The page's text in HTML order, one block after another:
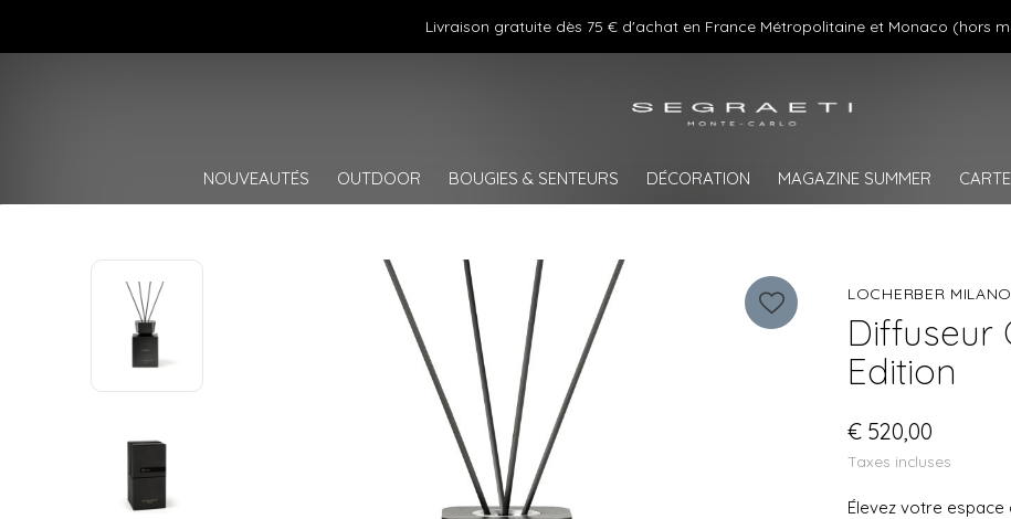
NOUVEAUTÉS OUTDOOR BOUGIES & SENTEURS DÉCORATION MAGAZINE SUMMER
Livraison gratuite dès 75 € d'achat en France Métropolitaine et Monaco (hors
LOCHERBER MILANO
Diffuseur
Edition
€ 520,00
Taxes incluses
Élevez votre espace